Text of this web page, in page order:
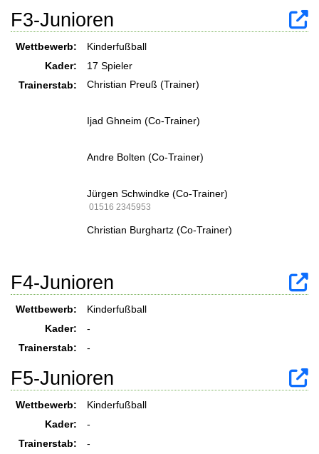
F3-Junioren
Wettbewerb:
Kinderfußball
Kader:
17 Spieler
Trainerstab:
Christian Preuß (Trainer)
Ijad Ghneim (Co-Trainer)
Andre Bolten (Co-Trainer)
Jürgen Schwindke (Co-Trainer)
01516 2345953
Christian Burghartz (Co-Trainer)
F4-Junioren
Wettbewerb:
Kinderfußball
Kader:
-
Trainerstab:
-
F5-Junioren
Wettbewerb:
Kinderfußball
Kader:
-
Trainerstab:
-